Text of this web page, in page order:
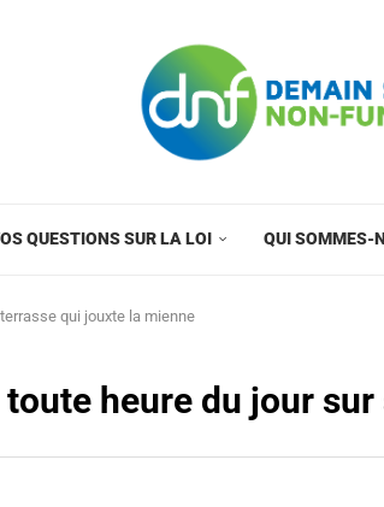
QUESTIONS SUR LA LOI QUI SOMMES-
qui jouxte la mienne
heure du jour